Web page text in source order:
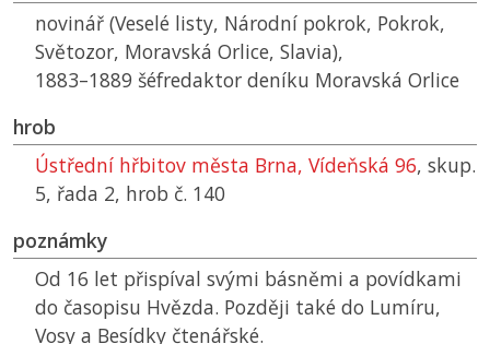
novinář (Veselé listy, Národní pokrok, Pokrok,
Světozor, Moravská Orlice, Slavia),
1883–1889 šéfredaktor deníku Moravská Orlice
hrob
Ústřední hřbitov města Brna, Vídeňská 96, skup.
5, řada 2, hrob č. 140
poznámky
Od 16 let přispíval svými básněmi a povídkami
do časopisu Hvězda. Později také do Lumíru,
Vosy a Besídky čtenářské.